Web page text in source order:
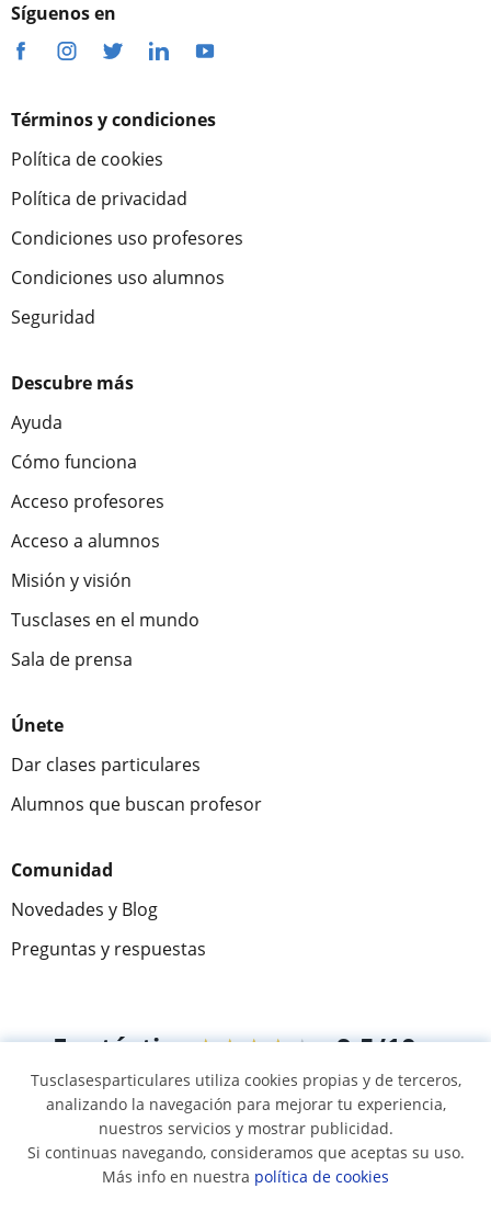
Síguenos en
Términos y condiciones
Política de cookies
Política de privacidad
Condiciones uso profesores
Condiciones uso alumnos
Seguridad
Descubre más
Ayuda
Cómo funciona
Acceso profesores
Acceso a alumnos
Misión y visión
Tusclases en el mundo
Sala de prensa
Únete
Dar clases particulares
Alumnos que buscan profesor
Comunidad
Novedades y Blog
Preguntas y respuestas
Fantástica★★★★★ 9,5/10
305915 opiniones de alumnos
© 2007 - 2026 Tusclasesparticulares.com.ec
Tusclasesparticulares utiliza cookies propias y de terceros,
analizando la navegación para mejorar tu experiencia,
nuestros servicios y mostrar publicidad.
Si continuas navegando, consideramos que aceptas su uso.
Más info en nuestra política de cookies